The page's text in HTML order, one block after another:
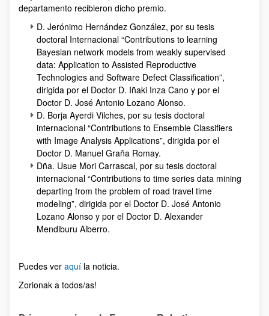
departamento recibieron dicho premio.
D. Jerónimo Hernández González, por su tesis
doctoral Internacional “Contributions to learning
Bayesian network models from weakly supervised
data: Application to Assisted Reproductive
Technologies and Software Defect Classification”,
dirigida por el Doctor D. Iñaki Inza Cano y por el
Doctor D. José Antonio Lozano Alonso.
D. Borja Ayerdi Vilches, por su tesis doctoral
internacional “Contributions to Ensemble Classifiers
with Image Analysis Applications”, dirigida por el
Doctor D. Manuel Graña Romay.
Dña. Usue Mori Carrascal, por su tesis doctoral
internacional “Contributions to time series data mining
departing from the problem of road travel time
modeling”, dirigida por el Doctor D. José Antonio
Lozano Alonso y por el Doctor D. Alexander
Mendiburu Alberro.
Puedes ver aquí la noticia.
Zorionak a todos/as!